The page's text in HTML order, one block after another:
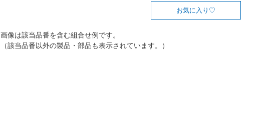
お気に入り
画像は該当品番を含む組合せ例です。
（該当品番以外の製品・部品も表示されています。）